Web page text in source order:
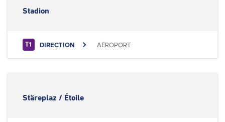
Stadion
T1 DIRECTION AÉROPORT
Stäreplaz / Étoile